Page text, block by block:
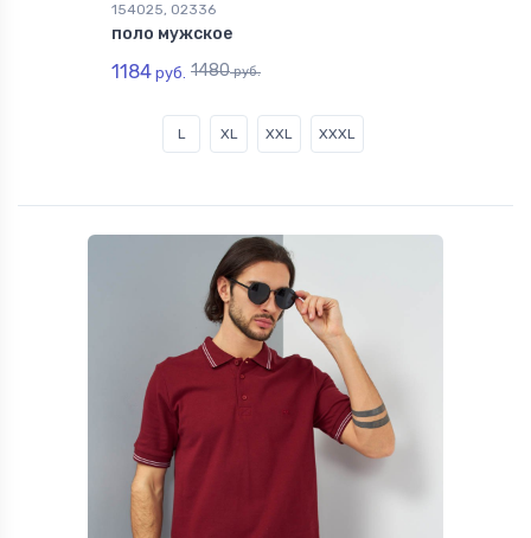
154025, 02336
поло мужское
1184 руб. 1480руб.
L XL XXL XXXL